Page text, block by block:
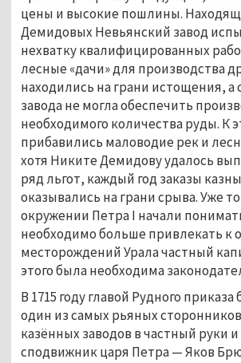
цены и высокие пошлины.
Демидовых Невьянский завод
нехватку квалифицированных
лесные «дачи» для производства
находились на грани истощения, а
завода не могла обеспечить
необходимого количества руды. К
прибавились маловодие рек и
хотя Никите Демидову удалось
ряд льгот, каждый год заказы
оказывались на грани срыва. Уже
окружении Петра I начали
необходимо больше привлекать к
месторождений Урала частный
этого была необходима
В 1715 году главой Рудного
один из самых рьяных
казённых заводов в частный руки
сподвижник царя Петра — Яков